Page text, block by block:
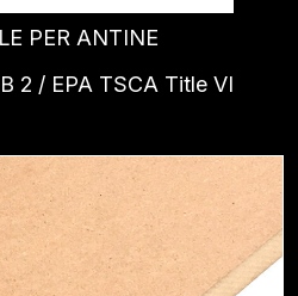
PER ANTINE
2 / EPA TSCA Title VI